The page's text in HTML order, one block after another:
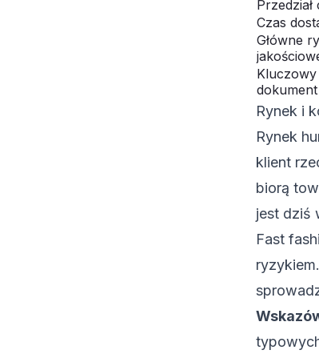
Przedział
Czas
Główne
Kluczowy
dokument
Rynek i
Rynek
klient
biorą
jest dziś
Fast